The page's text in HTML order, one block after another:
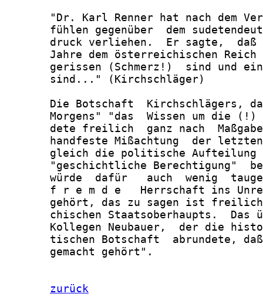
"Dr. Karl Renner hat nach dem
fühlen gegenüber  dem
druck verliehen.  Er sagte,
Jahre dem österreichischen
gerissen (Schmerz!)  sind und
       sind..." (Kirchschläger)
Die Botschaft  Kirchschlägers,
Morgens" "das  Wissen um die
dete freilich  ganz nach
handfeste Mißachtung  der
gleich die politische
"geschichtliche Berechtigung"
würde  dafür   auch  wenig
f r e m d e   Herrschaft ins
gehört, das zu sagen ist
chischen Staatsoberhaupts.  Das
Kollegen Neubauer,  der die
tischen Botschaft  abrundete,
       gemacht gehört".
zurück